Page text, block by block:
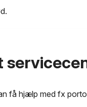
få hjælp med fx